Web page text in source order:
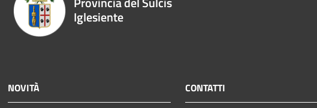
Iglesiente
NOVITÀ CONTATTI